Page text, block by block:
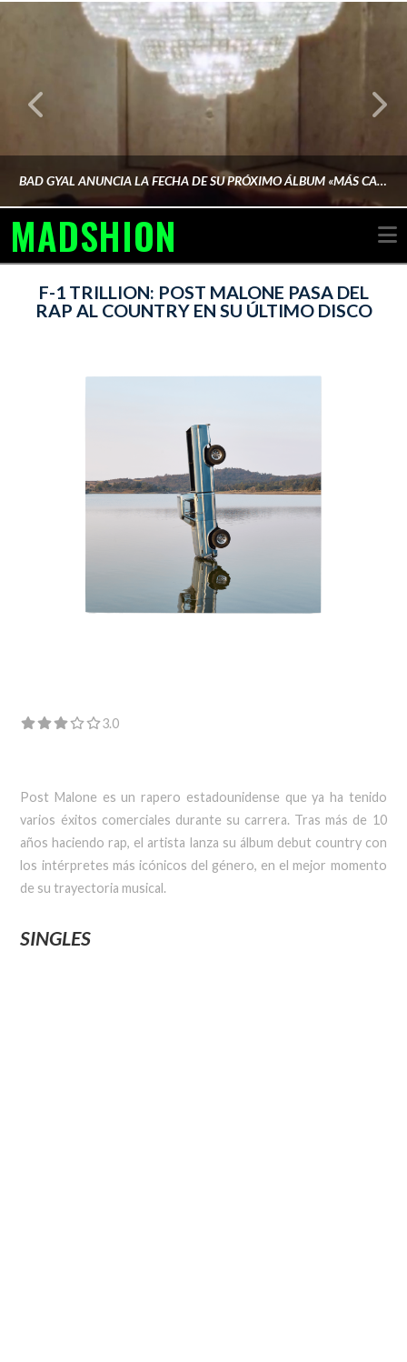
BAD GYAL ANUNCIA LA FECHA DE SU PRÓXIMO ÁLBUM «MÁS CARA»
MADSHION
F-1 TRILLION: POST MALONE PASA DEL
RAP AL COUNTRY EN SU ÚLTIMO DISCO
3.0
Post Malone es un rapero estadounidense que ya ha tenido
varios éxitos comerciales durante su carrera. Tras más de 10
años haciendo rap, el artista lanza su álbum debut country con
los intérpretes más icónicos del género, en el mejor momento
de su trayectoria musical.
SINGLES